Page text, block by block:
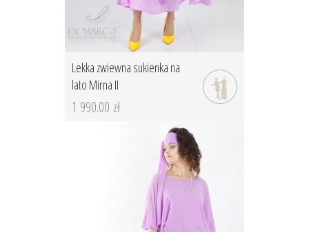
Lekka zwiewna sukienka na
lato Mirna II
1 990.00 zł